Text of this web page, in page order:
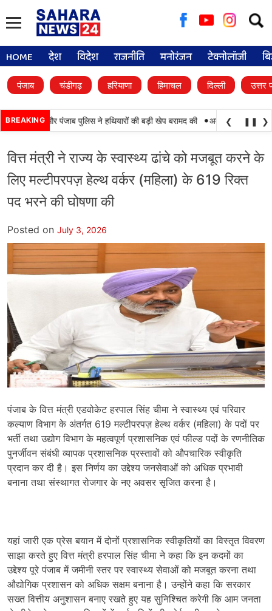
for:
HOME देश विदेश राजनीति मनोरंजन टेक्नोलॉजी
पंजाब चंडीगढ़ हरियाणा हिमाचल दिल्ली उत्तर
BREAKING
BSF और पंजाब पुलिस ने हथियारों की बड़ी खेप बरामद की • अमन अरोड़ा ने
❮ ❚❚ ❯
वित्त मंत्री ने राज्य के स्वास्थ्य ढांचे को मजबूत करने के
लिए मल्टीपरपज़ हेल्थ वर्कर (महिला) के 619 रिक्त
पद भरने की घोषणा की
Posted on July 3, 2026
पंजाब के वित्त मंत्री एडवोकेट हरपाल सिंह चीमा ने स्वास्थ्य एवं परिवार
कल्याण विभाग के अंतर्गत 619 मल्टीपरपज़ हेल्थ वर्कर (महिला) के पदों पर
भर्ती तथा उद्योग विभाग के महत्वपूर्ण प्रशासनिक एवं फील्ड पदों के रणनीतिक
पुनर्जीवन संबंधी व्यापक प्रशासनिक प्रस्तावों को औपचारिक स्वीकृति
प्रदान कर दी है। इस निर्णय का उद्देश्य जनसेवाओं को अधिक प्रभावी
बनाना तथा संस्थागत रोजगार के नए अवसर सृजित करना है।
यहां जारी एक प्रेस बयान में दोनों प्रशासनिक स्वीकृतियों का विस्तृत विवरण
साझा करते हुए वित्त मंत्री हरपाल सिंह चीमा ने कहा कि इन कदमों का
उद्देश्य पूरे पंजाब में जमीनी स्तर पर स्वास्थ्य सेवाओं को मजबूत करना तथा
औद्योगिक प्रशासन को अधिक सक्षम बनाना है। उन्होंने कहा कि सरकार
सख्त वित्तीय अनुशासन बनाए रखते हुए यह सुनिश्चित करेगी कि आम जनता